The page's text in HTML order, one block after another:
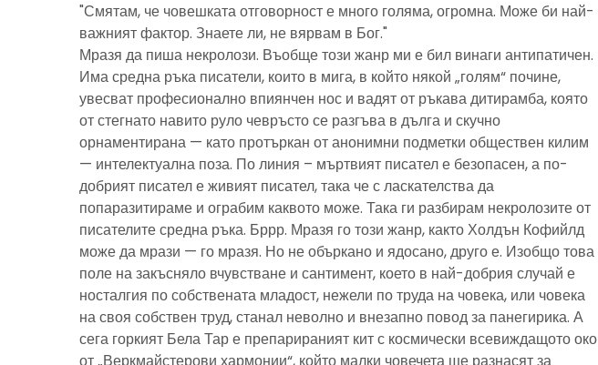
"Смятам, че човешката отговорност е много голяма, огромна. Може би най-
важният фактор. Знаете ли, не вярвам в Бог."
Мразя да пиша некролози. Въобще този жанр ми е бил винаги антипатичен.
Има средна ръка писатели, които в мига, в който някой „голям“ почине,
увесват професионално впиянчен нос и вадят от ръкава дитирамба, която
от стегнато навито руло чевръсто се разгъва в дълга и скучно
орнаментирана — като протъркан от анонимни подметки обществен килим
— интелектуална поза. По линия – мъртвият писател е безопасен, а по-
добрият писател е живият писател, така че с ласкателства да
попаразитираме и ограбим каквото може. Така ги разбирам некролозите от
писателите средна ръка. Бррр. Мразя го този жанр, както Холдън Кофийлд
може да мрази — го мразя. Но не объркано и ядосано, друго е. Изобщо това
поле на закъсняло вчувстване и сантимент, което в най-добрия случай е
носталгия по собствената младост, нежели по труда на човека, или човека
на своя собствен труд, станал неволно и внезапно повод за панегирика. А
сега горкият Бела Тар е препарираният кит с космически всевиждащото око